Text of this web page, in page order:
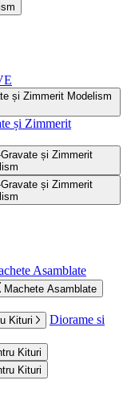
și Zimmerit Modelism
și Zimmerit
Asamblate
Machete Asamblate
Kituri
Diorame si
Kituri
Kituri